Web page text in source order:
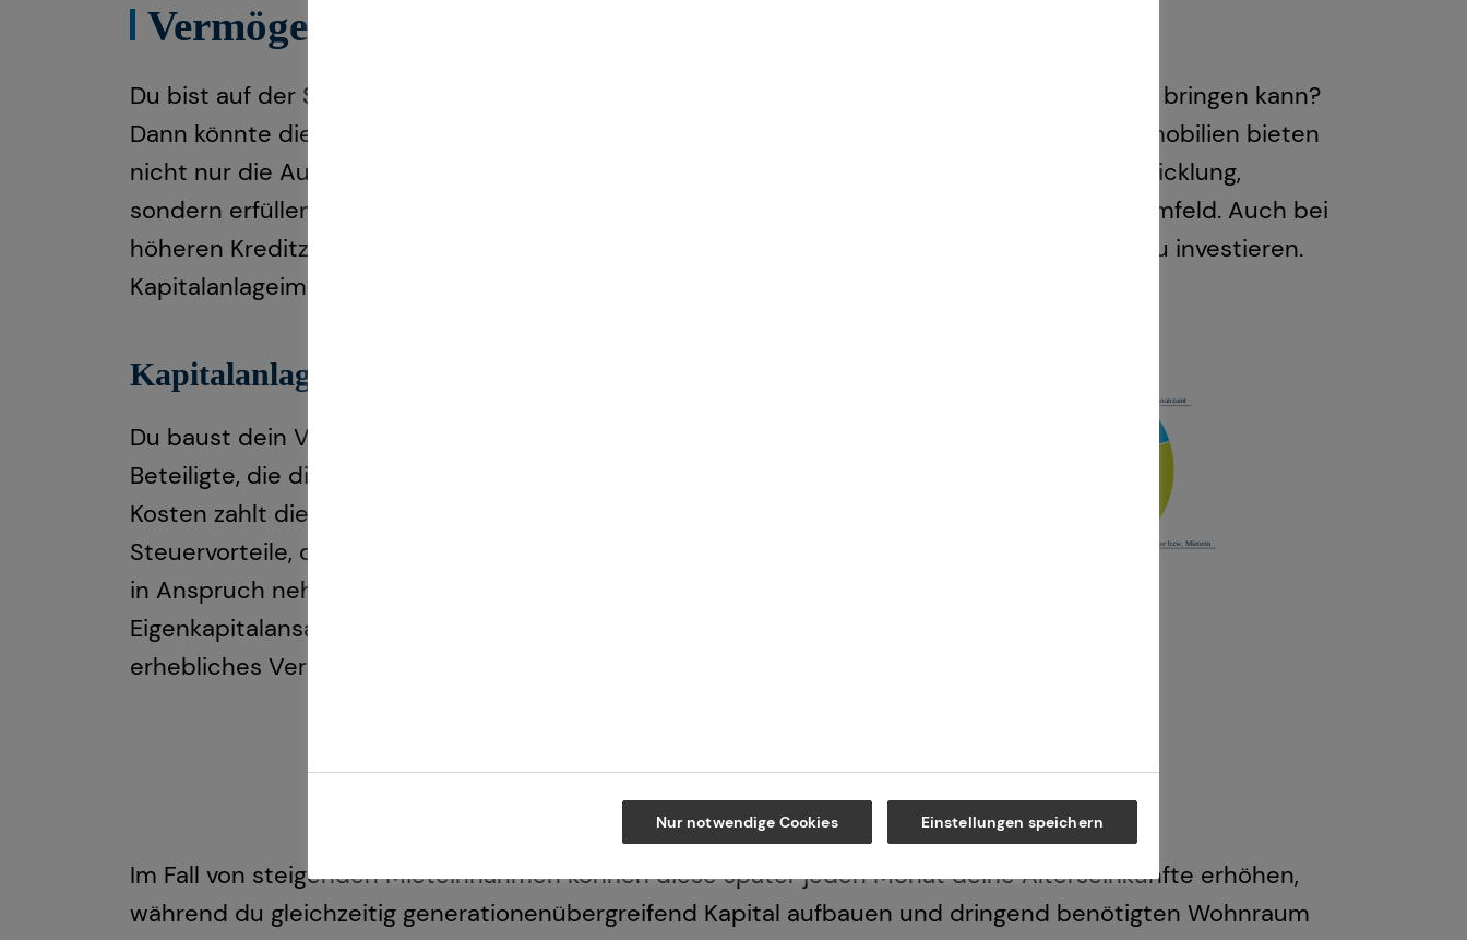
Vermögensaufbau mit Immobilien zum Vermieten
Du bist auf der Suche nach einer Anlagemöglichkeit, die auch in turbulenten Zeiten Rendite bringen kann?
Dann könnte die Investition in Immobilien genau das Richtige für dich sein. Kapitalanlageimmobilien bieten
nicht nur die Aussicht auf langfristige Rendite durch Mieteinnahmen und positive Wertentwicklung,
sondern erfüllen auch den Wunsch nach Sicherheit und Stabilität in einem volatilen Marktumfeld. Auch bei
höheren Kreditzinsen für die Kaufpreise kann es sich rentieren, in einen stabilen Sachwert zu investieren.
Kapitalanlageimmobilien sind eine strategische Investition in deine finanzielle Zukunft.
Kapitalanlageimmobilien bieten starke Vorteile
Du baust dein Vermögen nicht allein auf, denn es gibt zwei weitere
Beteiligte, die dich dabei unterstützen: Den Großteil der monatlichen
Kosten zahlt die Mieterin bzw. der Mieter und der Staat ermöglicht dir
Steuervorteile, die du bei einer selbst genutzten Wohnimmobilie nicht
in Anspruch nehmen könntest. Somit lässt sich bei überschaubarem
Eigenkapitalansatz und einer moderaten monatlichen Zuzahlung ein
erhebliches Vermögen aufbauen.
Im Fall von steigenden Mieteinnahmen können diese später jeden Monat deine Alterseinkünfte erhöhen,
während du gleichzeitig generationenübergreifend Kapital aufbauen und dringend benötigten Wohnraum
Nur notwendige Cookies Einstellungen speichern